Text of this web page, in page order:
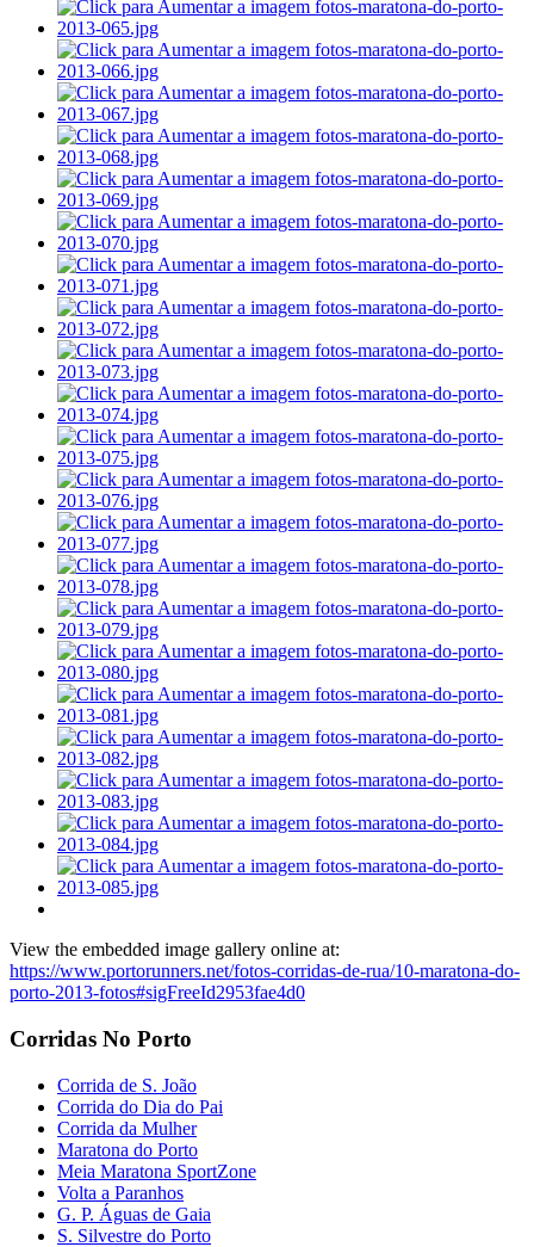
View the embedded image gallery online at:
https://www.portorunners.net/fotos-corridas-de-rua/10-maratona-do-
porto-2013-fotos#sigFreeId2953fae4d0
Corridas No Porto
Corrida de S. João
Corrida do Dia do Pai
Corrida da Mulher
Maratona do Porto
Meia Maratona SportZone
Volta a Paranhos
G. P. Águas de Gaia
S. Silvestre do Porto